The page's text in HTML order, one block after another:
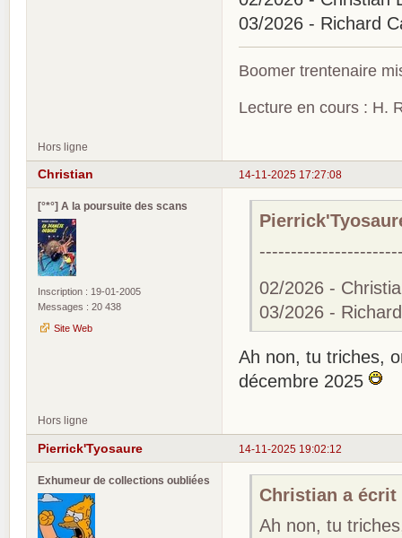
03/2026 - Richard
Boomer trentenaire
Lecture en cours : H.
Hors ligne
14-11-2025 17:27:08
Christian
[°*°] A la poursuite des scans
Inscription : 19-01-2005
Messages : 20 438
Site Web
02/2026 -
03/2026 -
Ah non, tu triches,
décembre 2025
Hors ligne
14-11-2025 19:02:12
Pierrick'Tyosaure
Exhumeur de collections oubliées
Christian a écrit
Ah non, tu